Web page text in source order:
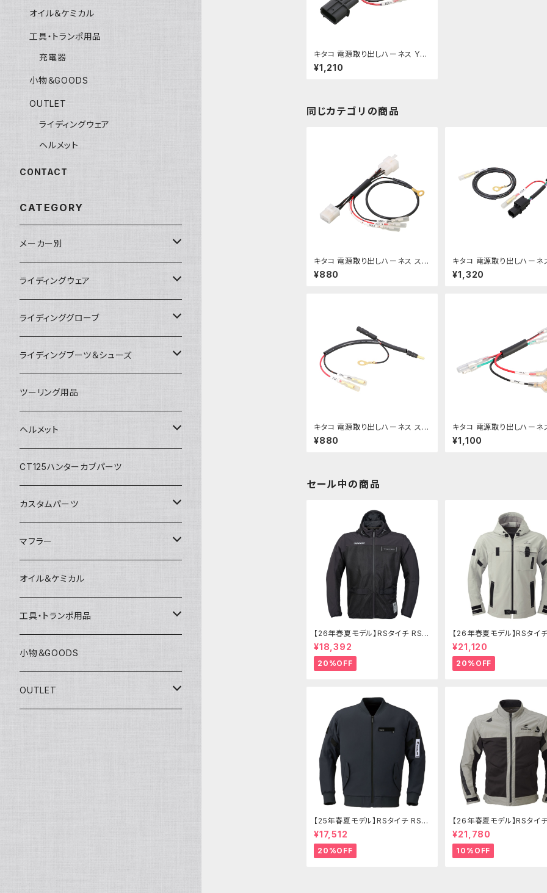
キタコ 電源取り出しハーネス YZF
-R1/M･GSX-S750 etc 【756-9
000310】
¥1,210
同じカテゴリの商品
キタコ 電源取り出しハーネス スー
パーカブ50/110 etc【756-1436
900】
¥880
キタコ 電源取り出しハーネ
ル250 etc【756-1860900
¥1,320
キタコ 電源取り出しハーネス スー
パーカブC125 etc【756-131190
0】
¥880
キタコ 電源取り出しハーネ
350/S etc【 756-9000180
¥1,100
セール中の商品
【26年春夏モデル】RSタイチ RSJ
334 エアーフリップパーカ
¥18,392
20%OFF
【26年春夏モデル】RSタイ
335 クイックドライパーカ
¥21,120
20%OFF
【25年春夏モデル】RSタイチ RSJ
343 クイックドライフライトジャケ
ット
¥17,512
20%OFF
【26年春夏モデル】RSタイ
345 トルクエアージャケット
¥21,780
10%OFF
オイル＆ケミカル
工具・トランポ用品
充電器
小物＆GOODS
OUTLET
ライディングウェア
ヘルメット
CONTACT
CATEGORY
メーカー別
KUSHITANI
RSタイチ
アルパインスターズ
アライヘルメット
SHOEI
OGKカブト
HJC
ライディングウェア
春夏ライディングジャケット
春夏ライディングパンツ
秋冬ライディングジャケット
電熱ウェア
秋冬ライディングパンツ
秋冬防寒インナーウェア
レザーウェア
プロテクター＆小物
電熱ウェア
インナーウェア
グローブ
ライディンググローブ
オールシーズングローブ
メッシュグローブ
秋冬防風防寒グローブ
電熱グローブ
ライディングブーツ＆シューズ
ライディングブーツ
ライディングシューズ
ツーリング用品
ヘルメット
フルフェイスヘルメット
オープンフェイスヘルメット
パーツ&小物
CT125ハンターカブパーツ
カスタムパーツ
HONDA
YAMAHA
SUZUKI
KAWASAKI
外装パーツ
マフラー
HONDA
YAMAHA
SUZUKI
KAWASAKI
オイル＆ケミカル
工具・トランポ用品
充電器
小物＆GOODS
OUTLET